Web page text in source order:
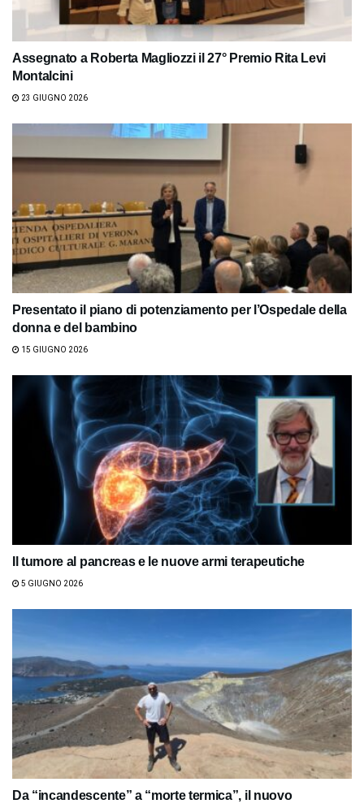
Assegnato a Roberta Magliozzi il 27° Premio Rita Levi
Montalcini
23 GIUGNO 2026
Presentato il piano di potenziamento per l’Ospedale della
donna e del bambino
15 GIUGNO 2026
Il tumore al pancreas e le nuove armi terapeutiche
5 GIUGNO 2026
Da “incandescente” a “morte termica”, il nuovo